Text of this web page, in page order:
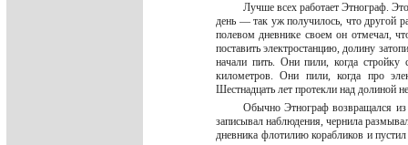
Лучше всех работает Этнограф.
день — так уж получилось, что другой
полевом дневнике своем он отмечал,
поставить электростанцию, долину
начали пить. Они пили, когда
километров. Они пили, когда про
Шестнадцать лет протекли над долиной
Обычно Этнограф возвращался из
записывал наблюдения, чернила
дневника флотилию корабликов и